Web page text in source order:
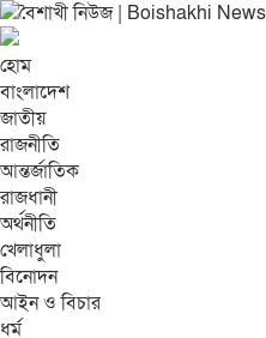
হোম
বাংলাদেশ
জাতীয়
রাজনীতি
আন্তর্জাতিক
রাজধানী
অর্থনীতি
খেলাধুলা
বিনোদন
আইন ও বিচার
ধর্ম